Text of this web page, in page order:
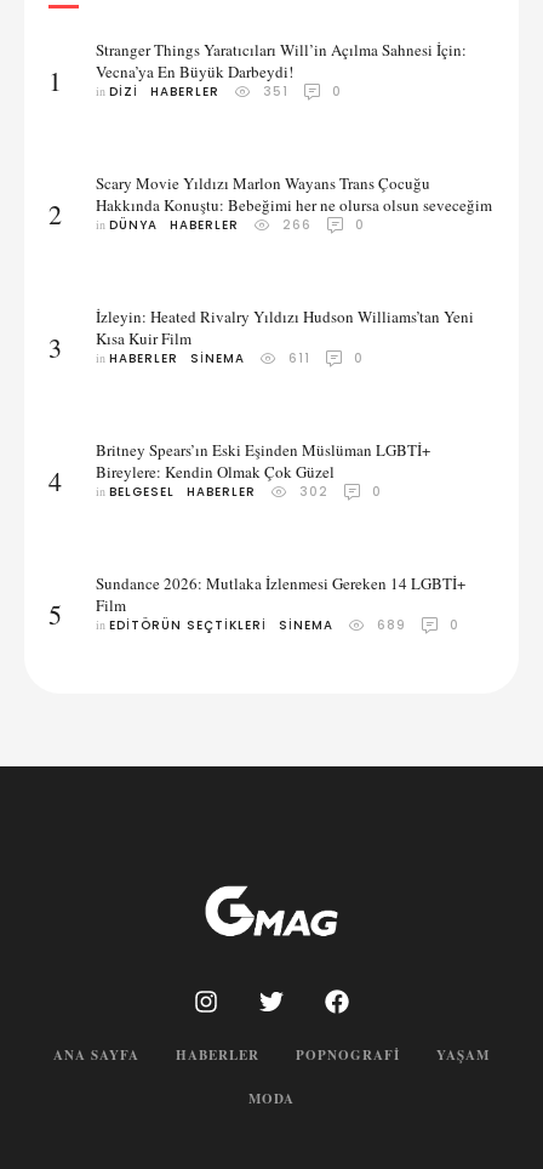
kınadı ve ardından Şeyma Kaya isimli bir şahıs tarafından
yapıldı. "Kadıköy Belediyesi'nde billboard rezilliği" başlığıyla
açılan kampanyanın içeriği şöyle: "Bugün Sahrayıcedit …
1
Stranger Things Yaratıcıları Will’in Açılma Sahnesi İçin:
Vecna’ya En Büyük Darbeydi!
in DIZI HABERLER 351 0
2
Scary Movie Yıldızı Marlon Wayans Trans Çocuğu
Hakkında Konuştu: Bebeğimi her ne olursa olsun seveceğim
in DÜNYA HABERLER 266 0
3
İzleyin: Heated Rivalry Yıldızı Hudson Williams’tan Yeni
Kısa Kuir Film
in HABERLER SINEMA 611 0
4
Britney Spears’ın Eski Eşinden Müslüman LGBTİ+
Bireylere: Kendin Olmak Çok Güzel
in BELGESEL HABERLER 302 0
5
Sundance 2026: Mutlaka İzlenmesi Gereken 14 LGBTİ+
Film
in EDITÖRÜN SEÇTIKLERI SINEMA 689 0
ANA SAYFA HABERLER POPNOGRAFI YAŞAM
MODA